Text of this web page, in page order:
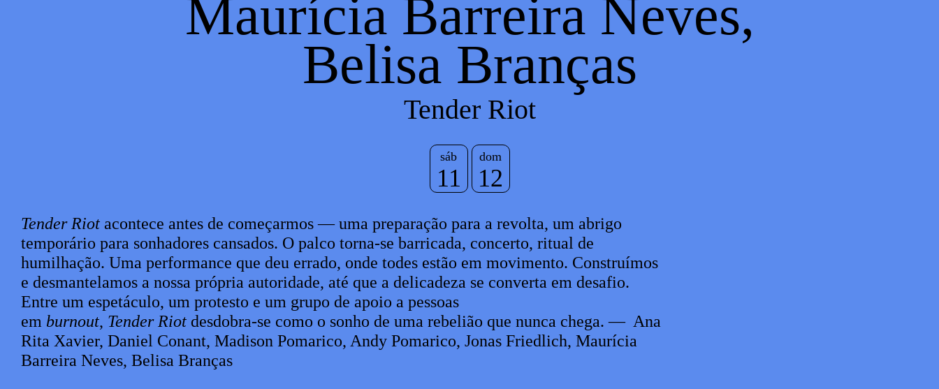
Maurícia Barreira Neves,
Belisa Branças
Tender Riot
sáb
11
dom
12
Sinopse
Tender Riot acontece antes de começarmos — uma preparação para a revolta, um abrigo
temporário para sonhadores cansados. O palco torna-se barricada, concerto, ritual de
humilhação. Uma performance que deu errado, onde todes estão em movimento. Construímos
e desmantelamos a nossa própria autoridade, até que a delicadeza se converta em desafio.
Entre um espetáculo, um protesto e um grupo de apoio a pessoas
em burnout, Tender Riot desdobra-se como o sonho de uma rebelião que nunca chega. — Ana
Rita Xavier, Daniel Conant, Madison Pomarico, Andy Pomarico, Jonas Friedlich, Maurícia
Barreira Neves, Belisa Branças